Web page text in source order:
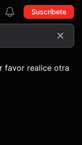
Suscríbete
favor realice otra